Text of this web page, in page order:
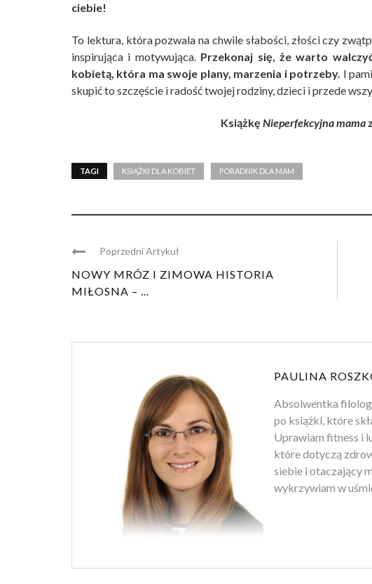
ciebie!
To lektura, która pozwala na chwile słabości, złości czy
inspirująca i motywująca. Przekonaj się, że warto
kobietą, która ma swoje plany, marzenia i potrzeby. I
skupić to szczęście i radość twojej rodziny, dzieci i przede
Książkę Nieperfekcyjna mama
TAGI KSIĄŻKI DLA KOBIET PORADNIK DLA MAM
Poprzedni Artykuł
NOWY MRÓZ I ZIMOWA HISTORIA
MIŁOSNA – ...
PAULINA
Absolwentka
po książki, które
Uprawiam fitness i
które dotyczą
siebie i otaczający
wykrzywiam w